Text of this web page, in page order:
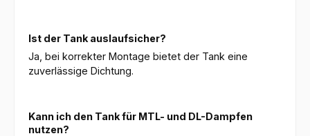
Ist der Tank auslaufsicher?
Ja, bei korrekter Montage bietet der Tank eine
zuverlässige Dichtung.
Kann ich den Tank für MTL- und DL-Dampfen
nutzen?